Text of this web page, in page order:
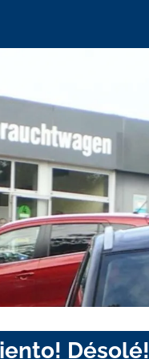
Désolé!